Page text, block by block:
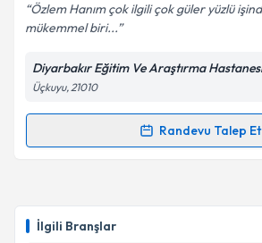
İlgili Branşlar
Kişisel verilerimin işlenmesine
Metni
kapsamda işlenmesini kabul
Özlem Hanım çok ilgili çok güler yüzlü
mükemmel biri...
Diyarbakır Eğitim Ve Araştırma Hastanesi
Üçkuyu, 21010
Randevu Talep Et
Randevu Takvimi Talebi
takvim hazırlandığında e-posta ile